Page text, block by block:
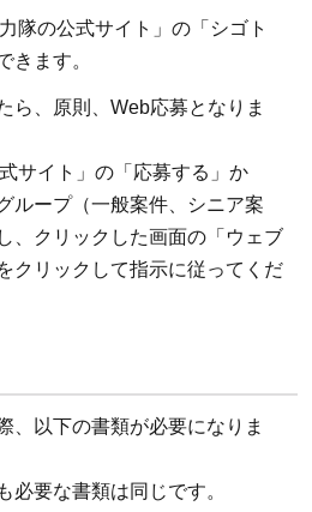
隊の公式サイト」の「シゴト
きます。
ら、原則、Web応募となりま
サイト」の「応募する」か
ループ（一般案件、シニア案
、クリックした画面の「ウェブ
クリックして指示に従ってくだ
、以下の書類が必要になりま
必要な書類は同じです。